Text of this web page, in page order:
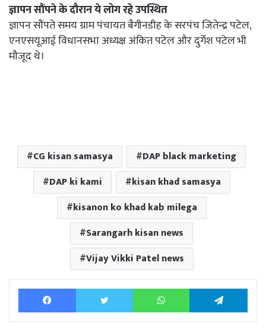
ज्ञापन सौंपने के दौरान ये लोग रहे उपस्थित
ज्ञापन सौंपते समय ग्राम पंचायत बैगीनडीह के सरपंच जितेन्द्र पटेल,
एनएसयूआई विधानसभा अध्यक्ष अंकित पटेल और दुर्गेश पटेल भी
मौजूद थे।
CG kisan samasya
DAP black marketing
DAP ki kami
kisan khad samasya
kisanon ko khad kab milega
Sarangarh kisan news
Vijay Vikki Patel news
Facebook Twitter WhatsApp